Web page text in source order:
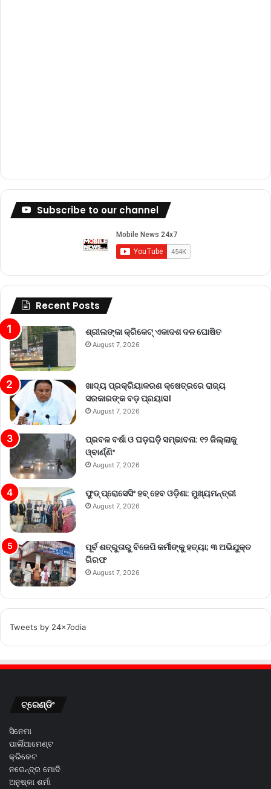
Subscribe to our channel
Recent Posts
ଶ୍ରୀଲଙ୍କା କ୍ରିକେଟ୍‌ ଏକାଦଶ ଦଳ ଘୋଷିତ
August 7, 2026
ଖାଦ୍ୟ ପ୍ରକ୍ରିୟାକରଣ କ୍ଷେତ୍ରରେ ରାଜ୍ୟ
ସରକାରଙ୍କ ବଡ଼ ପ୍ରୟାସ।
August 7, 2026
ପ୍ରବଳ ବର୍ଷା ଓ ଘଡ଼ଘଡ଼ି ସମ୍ଭାବନା: ୧୨ ଜିଲ୍ଲାକୁ
ଓ୍ବାର୍ଣ୍ଣିଂ
August 7, 2026
ଫୁଡ୍ ପ୍ରୋସେସିଂ ହବ୍ ହେବ ଓଡ଼ିଶା: ମୁଖ୍ୟମନ୍ତ୍ରୀ
August 7, 2026
ପୂର୍ବ ଶତ୍ରୁତାରୁ ବିଜେପି କର୍ମୀଙ୍କୁ ହତ୍ୟା; ୩ ଅଭିଯୁକ୍ତ
ଗିରଫ
August 7, 2026
Tweets by 24x7odia
ଟ୍ରେଣ୍ଡିଂ
ସିନେମା
ପାର୍ଲିଆମେଣ୍ଟ
କ୍ରିକେଟ
ନରେନ୍ଦ୍ର ମୋଦି
ଅନୁଷ୍କା ଶର୍ମା